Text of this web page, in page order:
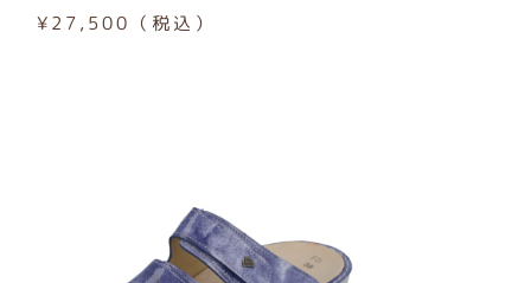
¥27,500（税込）